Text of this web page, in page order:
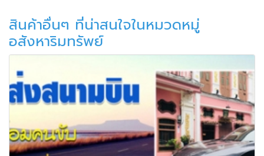
สินค้าอื่นๆ ที่น่าสนใจในหมวดหมู่
อสังหาริมทรัพย์